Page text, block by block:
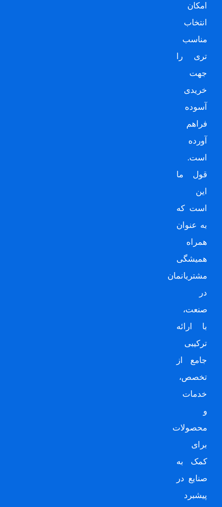
امکان
انتخاب
مناسب
تری را
جهت
خریدی
آسوده
فراهم
آورده
است.
قول ما
این
است که
به عنوان
همراه
همیشگی
مشتریانمان
در
صنعت،
با ارائه
ترکیبی
جامع از
تخصص،
خدمات
و
محصولات
برای
کمک به
صنایع در
پیشبرد